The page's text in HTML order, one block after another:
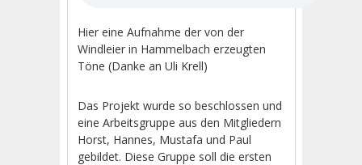
Hier eine Aufnahme der von der
Windleier in Hammelbach erzeugten
Töne (Danke an Uli Krell)
Das Projekt wurde so beschlossen und
eine Arbeitsgruppe aus den Mitgliedern
Horst, Hannes, Mustafa und Paul
gebildet. Diese Gruppe soll die ersten